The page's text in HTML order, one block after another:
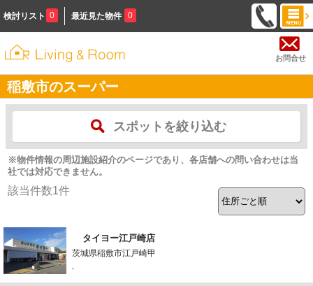
検討リスト 0 最近見た物件 0
お問合せ
稲敷市のスーパー
スポットを絞り込む
※物件情報の周辺施設紹介のページであり、各店舗への問い合わせは当
社では対応できません。
該当件数1件
タイヨー江戸崎店
茨城県稲敷市江戸崎甲
-